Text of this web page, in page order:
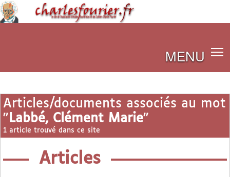
MENU
Articles/documents associés au mot
" Labbé, Clément Marie"
1 article trouvé dans ce site
Articles